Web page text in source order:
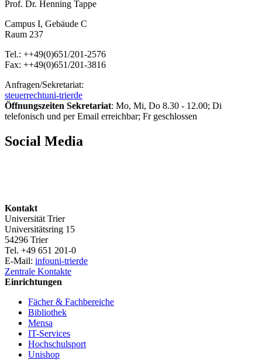
Prof. Dr. Henning Tappe
Campus I, Gebäude C
Raum 237
Tel.: ++49(0)651/201-2576
Fax: ++49(0)651/201-3816
Anfragen/Sekretariat:
steuerrechtuni-trierde
Öffnungszeiten Sekretariat: Mo, Mi, Do 8.30 - 12.00; Di
telefonisch und per Email erreichbar; Fr geschlossen
Social Media
Kontakt
Universität Trier
Universitätsring 15
54296 Trier
Tel. +49 651 201-0
E-Mail: infouni-trierde
Zentrale Kontakte
Einrichtungen
Fächer & Fachbereiche
Bibliothek
Mensa
IT-Services
Hochschulsport
Unishop